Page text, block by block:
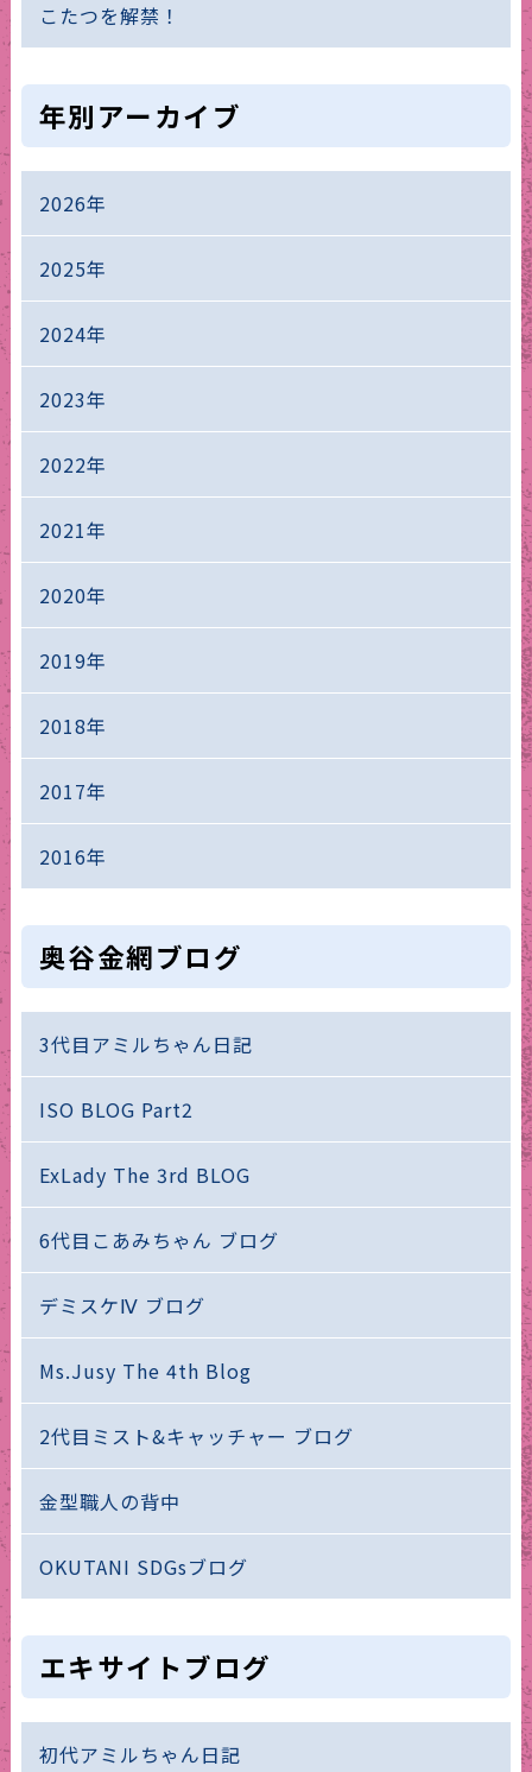
こたつを解禁！
年別アーカイブ
2026年
2025年
2024年
2023年
2022年
2021年
2020年
2019年
2018年
2017年
2016年
奥谷金網ブログ
3代目アミルちゃん日記
ISO BLOG Part2
ExLady The 3rd BLOG
6代目こあみちゃん ブログ
デミスケⅣ ブログ
Ms.Jusy The 4th Blog
2代目ミスト&キャッチャー ブログ
金型職人の背中
OKUTANI SDGsブログ
エキサイトブログ
初代アミルちゃん日記